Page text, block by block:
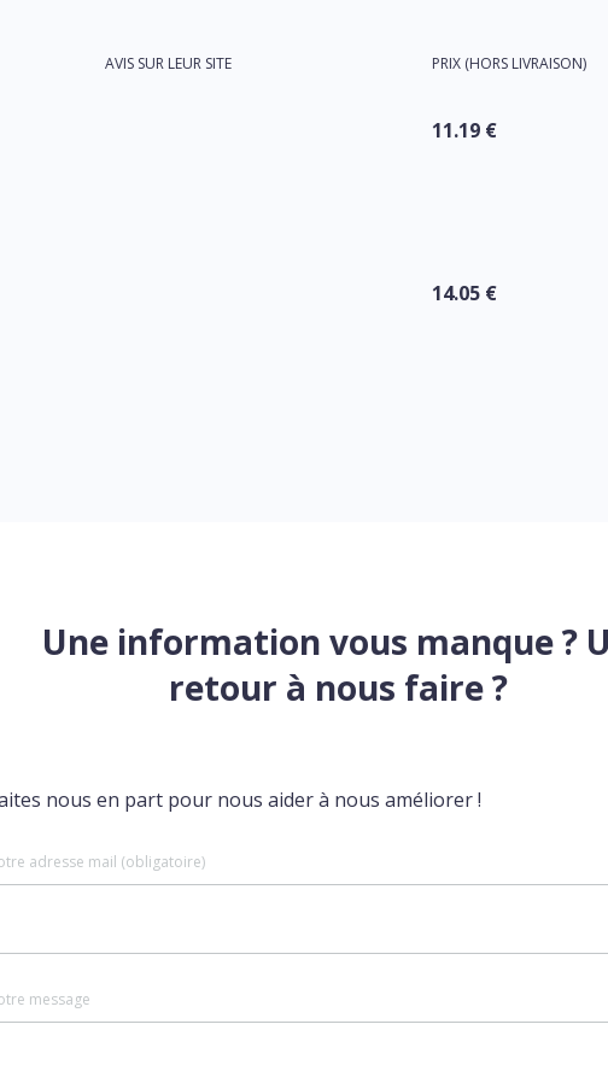
AVIS SUR LEUR SITE PRIX (HORS LIVRAISON)
11.19 €
14.05 €
Une information vous manque ?
retour à nous faire ?
nous en part pour nous aider à nous améliorer !
adresse mail (obligatoire)
message